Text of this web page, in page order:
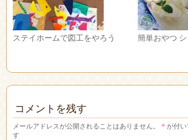
ステイホームで図工をやろう 簡単おやつ
コメントを残す
メールアドレスが公開されることはありません。 * が付
す